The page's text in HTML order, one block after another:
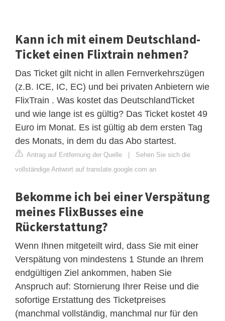
Kann ich mit einem Deutschland-
Ticket einen Flixtrain nehmen?
Das Ticket gilt nicht in allen Fernverkehrszügen
(z.B. ICE, IC, EC) und bei privaten Anbietern wie
FlixTrain . Was kostet das DeutschlandTicket
und wie lange ist es gültig? Das Ticket kostet 49
Euro im Monat. Es ist gültig ab dem ersten Tag
des Monats, in dem du das Abo startest.
Antrag auf Entfernung der Quelle | Sehen Sie sich die
vollständige Antwort auf translate.google.com an
Bekomme ich bei einer Verspätung
meines FlixBusses eine
Rückerstattung?
Wenn Ihnen mitgeteilt wird, dass Sie mit einer
Verspätung von mindestens 1 Stunde an Ihrem
endgültigen Ziel ankommen, haben Sie
Anspruch auf: Stornierung Ihrer Reise und die
sofortige Erstattung des Ticketpreises
(manchmal vollständig, manchmal nur für den